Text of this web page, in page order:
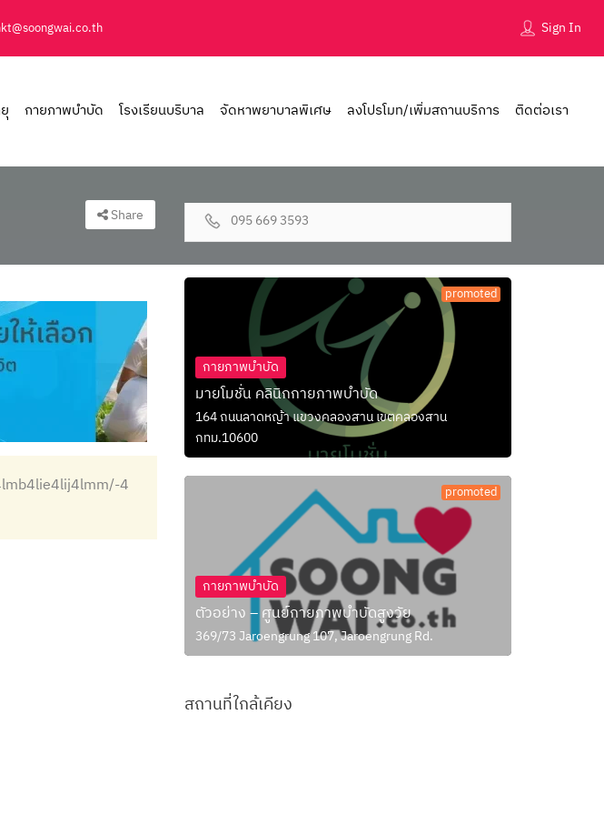
Sign In
กายภาพบำบัด โรงเรียนบริบาล จัดหาพยาบาลพิเศษ ลงโปรโมท/เพิ่มสถานบริการ ติดต่อเรา
Share
4
095 669 3593
promoted
กายภาพบำบัด
มายโมชั่น คลินิกกายภาพบำบัด
164 ถนนลาดหญ้า แขวงคลองสาน เขตคลองสาน
กทม.10600
promoted
กายภาพบำบัด
ตัวอย่าง – ศูนย์กายภาพบำบัดสูงวัย
369/73 Jaroengrung 107, Jaroengrung Rd.
สถานที่ใกล้เคียง